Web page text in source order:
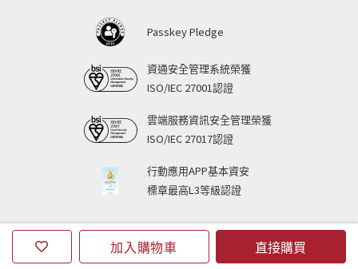
加入購物車 直接購買
Passkey Pledge
資通安全管理系統榮獲
ISO/IEC 27001認證
雲端服務資訊安全管理榮獲
ISO/IEC 27017認證
行動應用APP基本資安
標章最高L3等級認證